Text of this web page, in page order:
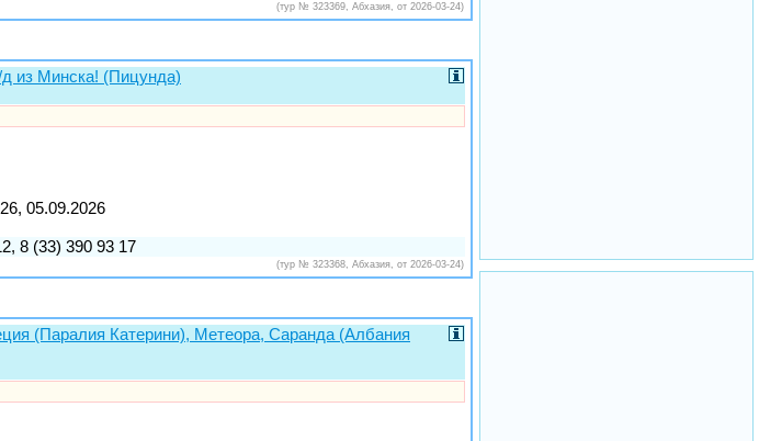
(тур № 323369, Абхазия, от 2026-03-24)
из Минска! (Пицунда)
05.09.2026
8 (33) 390 93 17
(тур № 323368, Абхазия, от 2026-03-24)
(Паралия Катерини), Метеора, Саранда (Албания